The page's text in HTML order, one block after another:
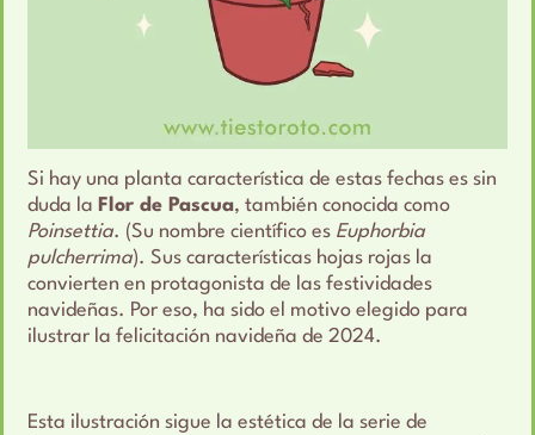
Si hay una planta característica de estas fechas es sin
duda la Flor de Pascua, también conocida como
Poinsettia. (Su nombre científico es Euphorbia
pulcherrima). Sus características hojas rojas la
convierten en protagonista de las festividades
navideñas. Por eso, ha sido el motivo elegido para
ilustrar la felicitación navideña de 2024.
Esta ilustración sigue la estética de la serie de